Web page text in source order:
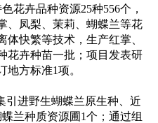
花卉品种资源25种556个，
、凤梨、茉莉、蝴蝶兰等花
体快繁等技术，生产红掌、
花卉种苗一批；项目发表研
地方标准1项。
引进野生蝴蝶兰原生种、近
兰种质资源圃1个；通过组